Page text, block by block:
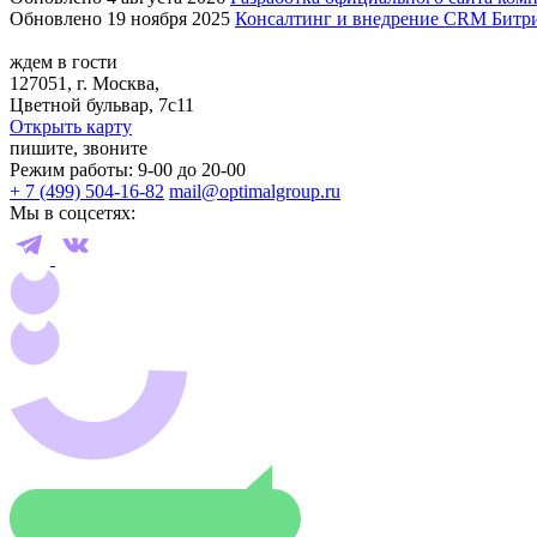
Обновлено 19 ноября 2025 Консалтинг и внедрение CRM
ждем в гости
127051, г. Москва,
Цветной бульвар, 7с11
Открыть карту
пишите, звоните
Режим работы: 9-00 до 20-00
+ 7 (499) 504-16-82 mail@optimalgroup.ru
Мы в соцсетях: